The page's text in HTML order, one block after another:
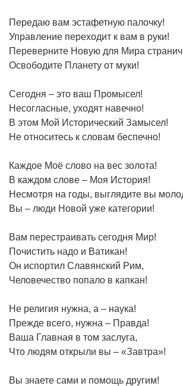
Передаю вам эстафетную палочку!
Управление переходит к вам в руки!
Переверните Новую для Мира
Освободите Планету от муки!
Сегодня – это ваш Промысел!
Несогласные, уходят навечно!
В этом Мой Исторический Замысел!
Не относитесь к словам беспечно!
Каждое Моё слово на вес золота!
В каждом слове – Моя История!
Несмотря на годы, выглядите вы
Вы – люди Новой уже категории!
Вам перестраивать сегодня Мир!
Почистить надо и Ватикан!
Он испортил Славянский Рим,
Человечество попало в капкан!
Не религия нужна, а – наука!
Прежде всего, нужна – Правда!
Ваша Главная в том заслуга,
Что людям открыли вы – «Завтра»!
Вы знаете сами и помощь другим!